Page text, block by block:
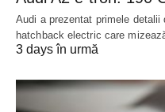
Audi a prezentat primele detalii
hatchback electric care
3 days în urmă